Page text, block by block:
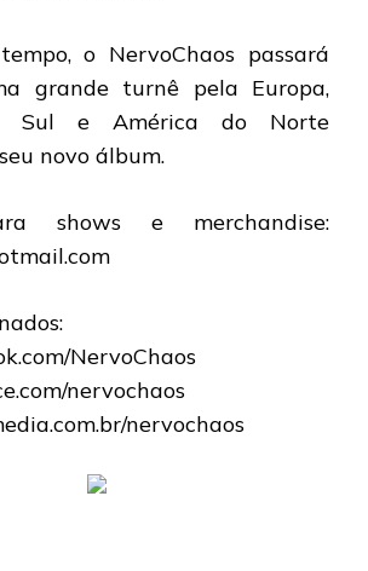
o NervoChaos passará
grande turnê pela Europa,
Sul e América do Norte
novo álbum.
shows e merchandise:
NervoChaos
nervochaos
nervochaos